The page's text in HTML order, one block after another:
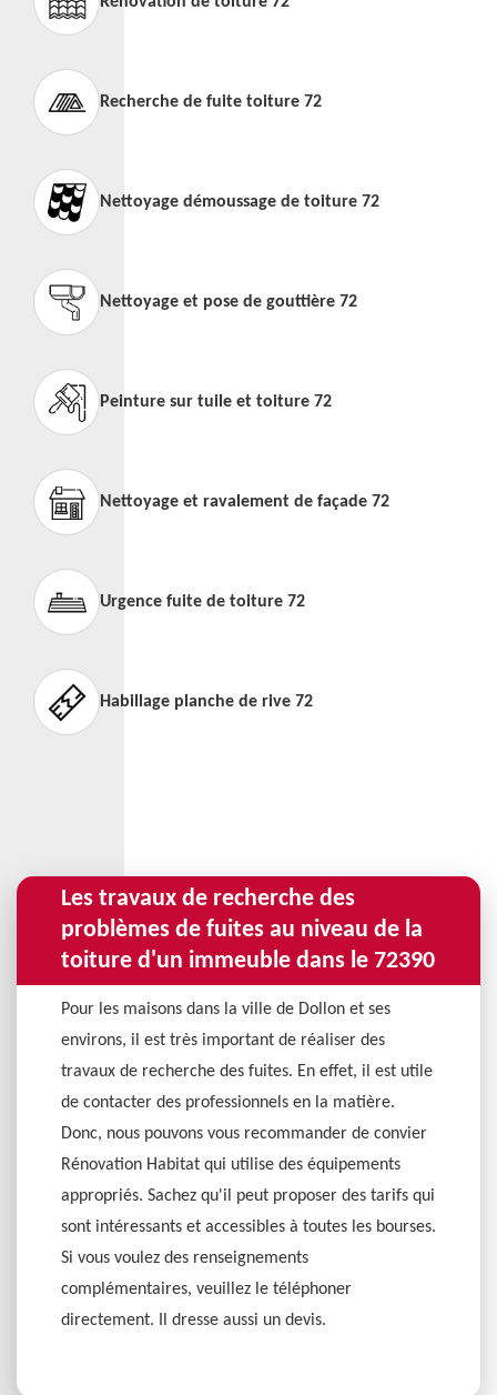
Recherche de fuite toiture 72
Nettoyage démoussage de toiture 72
Nettoyage et pose de gouttière 72
Peinture sur tuile et toiture 72
Nettoyage et ravalement de façade 72
Urgence fuite de toiture 72
Habillage planche de rive 72
Les travaux de recherche des
problèmes de fuites au niveau de la
toiture d'un immeuble dans le 72390
Pour les maisons dans la ville de Dollon et ses
environs, il est très important de réaliser des
travaux de recherche des fuites. En effet, il est utile
de contacter des professionnels en la matière.
Donc, nous pouvons vous recommander de convier
Rénovation Habitat qui utilise des équipements
appropriés. Sachez qu'il peut proposer des tarifs qui
sont intéressants et accessibles à toutes les bourses.
Si vous voulez des renseignements
complémentaires, veuillez le téléphoner
directement. Il dresse aussi un devis.